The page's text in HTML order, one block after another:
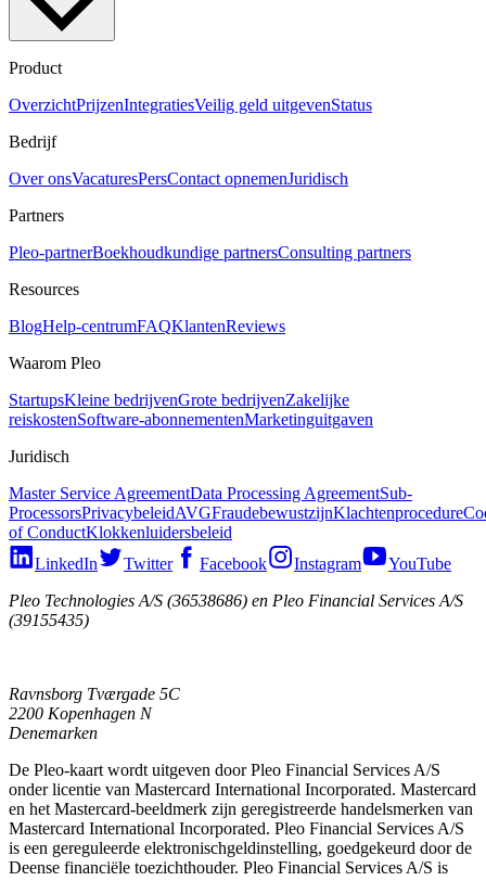
Product
OverzichtPrijzenIntegratiesVeilig geld uitgevenStatus
Bedrijf
Over onsVacaturesPersContact opnemenJuridisch
Partners
Pleo-partnerBoekhoudkundige partnersConsulting partners
Resources
BlogHelp-centrumFAQKlantenReviews
Waarom Pleo
StartupsKleine bedrijvenGrote bedrijvenZakelijke
reiskostenSoftware-abonnementenMarketinguitgaven
Juridisch
Master Service AgreementData Processing AgreementSub-
ProcessorsPrivacybeleidAVGFraudebewustzijnKlachtenprocedure
of ConductKlokkenluidersbeleid
LinkedIn
Twitter Facebook Instagram
YouTube
Pleo Technologies A/S (36538686) en Pleo Financial Services A/S
(39155435)
Ravnsborg Tværgade 5C
2200 Kopenhagen N
Denemarken
De Pleo-kaart wordt uitgeven door Pleo Financial Services A/S
onder licentie van Mastercard International Incorporated. Mastercard
en het Mastercard-beeldmerk zijn geregistreerde handelsmerken van
Mastercard International Incorporated. Pleo Financial Services A/S
is een gereguleerde elektronischgeldinstelling, goedgekeurd door de
Deense financiële toezichthouder. Pleo Financial Services A/S is